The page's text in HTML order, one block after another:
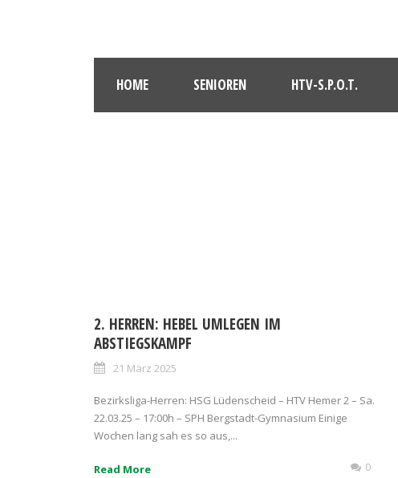
HOME SENIOREN HTV-S.P.O.T.
2. HERREN: HEBEL UMLEGEN IM
ABSTIEGSKAMPF
21 März 2025
Bezirksliga-Herren: HSG Lüdenscheid – HTV Hemer 2 – Sa.
22.03.25 – 17:00h – SPH Bergstadt-Gymnasium Einige
Wochen lang sah es so aus,...
Read More 0